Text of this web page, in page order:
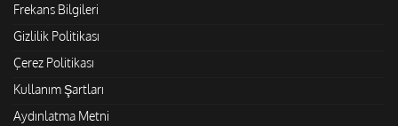
Frekans Bilgileri
Gizlilik Politikası
Çerez Politikası
Kullanım Şartları
Aydınlatma Metni